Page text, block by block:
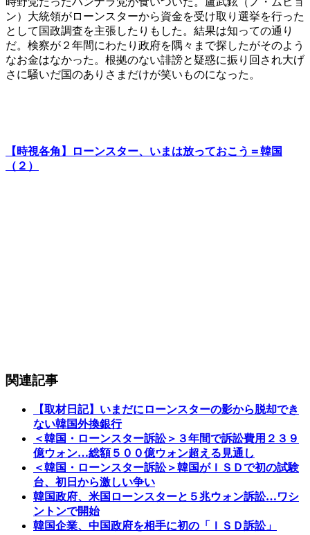
ン）大統領がローンスターから資金を受け取り選挙を行った
として国政調査を主張したりもした。結果は知っての通り
だ。検察が２年間にわたり政府を隅々まで探したがそのよう
なお金はなかった。根拠のない誹謗と疑惑に振り回され大げ
さに騒いだ国のありさまだけが笑いものになった。
【時視各角】ローンスター、いまは放っておこう＝韓国
（２）
関連記事
【取材日記】いまだにローンスターの影から脱却でき
ない韓国外換銀行
＜韓国・ローンスター訴訟＞３年間で訴訟費用２３９
億ウォン…総額５００億ウォン超える見通し
＜韓国・ローンスター訴訟＞韓国がＩＳＤで初の試験
台、初日から激しい争い
韓国政府、米国ローンスターと５兆ウォン訴訟…ワシ
ントンで開始
韓国企業、中国政府を相手に初の「ＩＳＤ訴訟」